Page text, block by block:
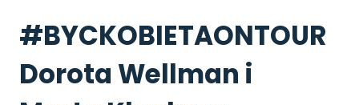
#BYCKOBIETAONTOUR
Dorota Wellman i